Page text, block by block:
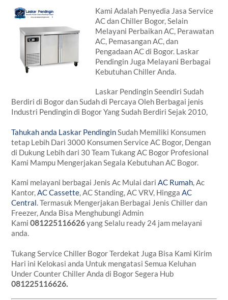
Kami Adalah Penyedia Jasa Service
AC dan Chiller Bogor, Selain
Melayani Perbaikan AC, Perawatan
AC, Pemasangan AC, dan
Pengadaan AC di Bogor. Laskar
Pendingin Juga Melayani Berbagai
Kebutuhan Chiller Anda.
Laskar Pendingin Seendiri Sudah
Berdiri di Bogor dan Sudah di Percaya Oleh Berbagai jenis
Industri Pendingin di Bogor Yang Sudah Berdiri Sejak 2010,
Tahukah anda Laskar PendinginSudah Memiliki Konsumen
tetap Lebih Dari 3000 Konsumen Service AC Bogor, Dengan
di Dukung Lebih dari 30 Team Tukang AC Bogor Profesional
Kami Mampu Mengerjakan Segala Kebutuhan AC Bogor.
Kami melayani berbagai Jenis Ac Mulai dariAC Rumah, Ac
Kantor,AC Cassette, AC Standing, AC VRV, HinggaAC
Central. Termasuk Mengerjakan Berbagai Jenis Chiller dan
Freezer, Anda Bisa Menghubungi Admin
Kami081225116626yang Selalu ready 24 jam melayani
anda.
Tukang Service Chiller Bogor Terdekat Juga Bisa Kami Kirim
Hari ini Kelokasi anda Untuk mengatasi Semua Keluhan
Under Counter Chiller Anda di Bogor Segera Hub
081225116626.